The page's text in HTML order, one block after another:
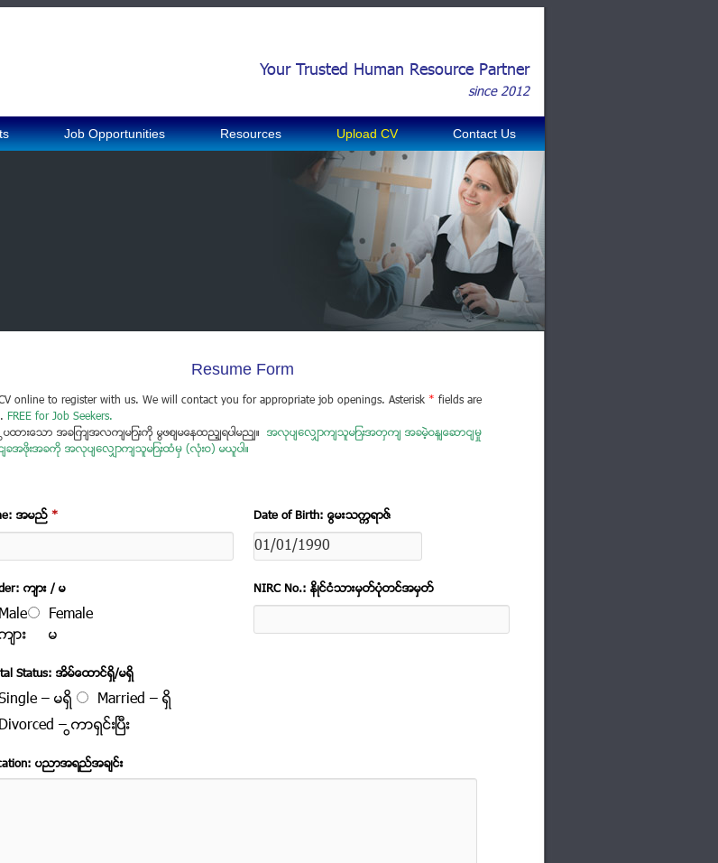
Your Trusted Human Resource Partner
since 2012
Job Opportunities Resources Upload CV Contact Us
Resume Form
online to register with us. We will contact you for appropriate job openings. Asterisk * fields are
FREE for Job Seekers.
ပြထားသော အချက်အလက်များကို မဖြစ်မနေထည့်ရပါမည်။ အလုပ်လျှောက်သူများအတွက် အခမဲ့ဝန်ဆောင်မှု
ခအဖိုးအခကို အလုပ်လျှောက်သူများထံမှ (လုံးဝ) မယူပါ။
အမည္* Date of Birth: ေမြးသကၠရာဇ္
က်ား / မ
Male
ား
Female
မ
NIRC No.: နိဳင္ငံသားမွတ္ပံုုတင္အမွတ္
Status: အိမ္ေထာင္ရွိ/မရွိ
– မရွိ
Married – ရွိ
Divorced – ကြာရွင္းၿပီး
ပညာအရည္အခ်င္း